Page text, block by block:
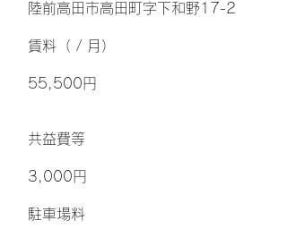
陸前高田市高田町字下和野17-2
​賃料（ / 月）
55,500円
​共益費等
3,000円
​駐車場料